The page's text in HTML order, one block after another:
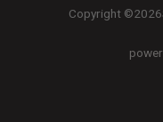
Copyright ©